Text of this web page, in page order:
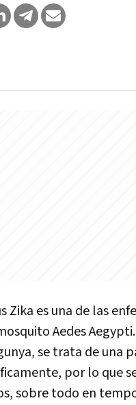
Zika es una de las
Aedes
se trata de una
por lo que
sobre todo en